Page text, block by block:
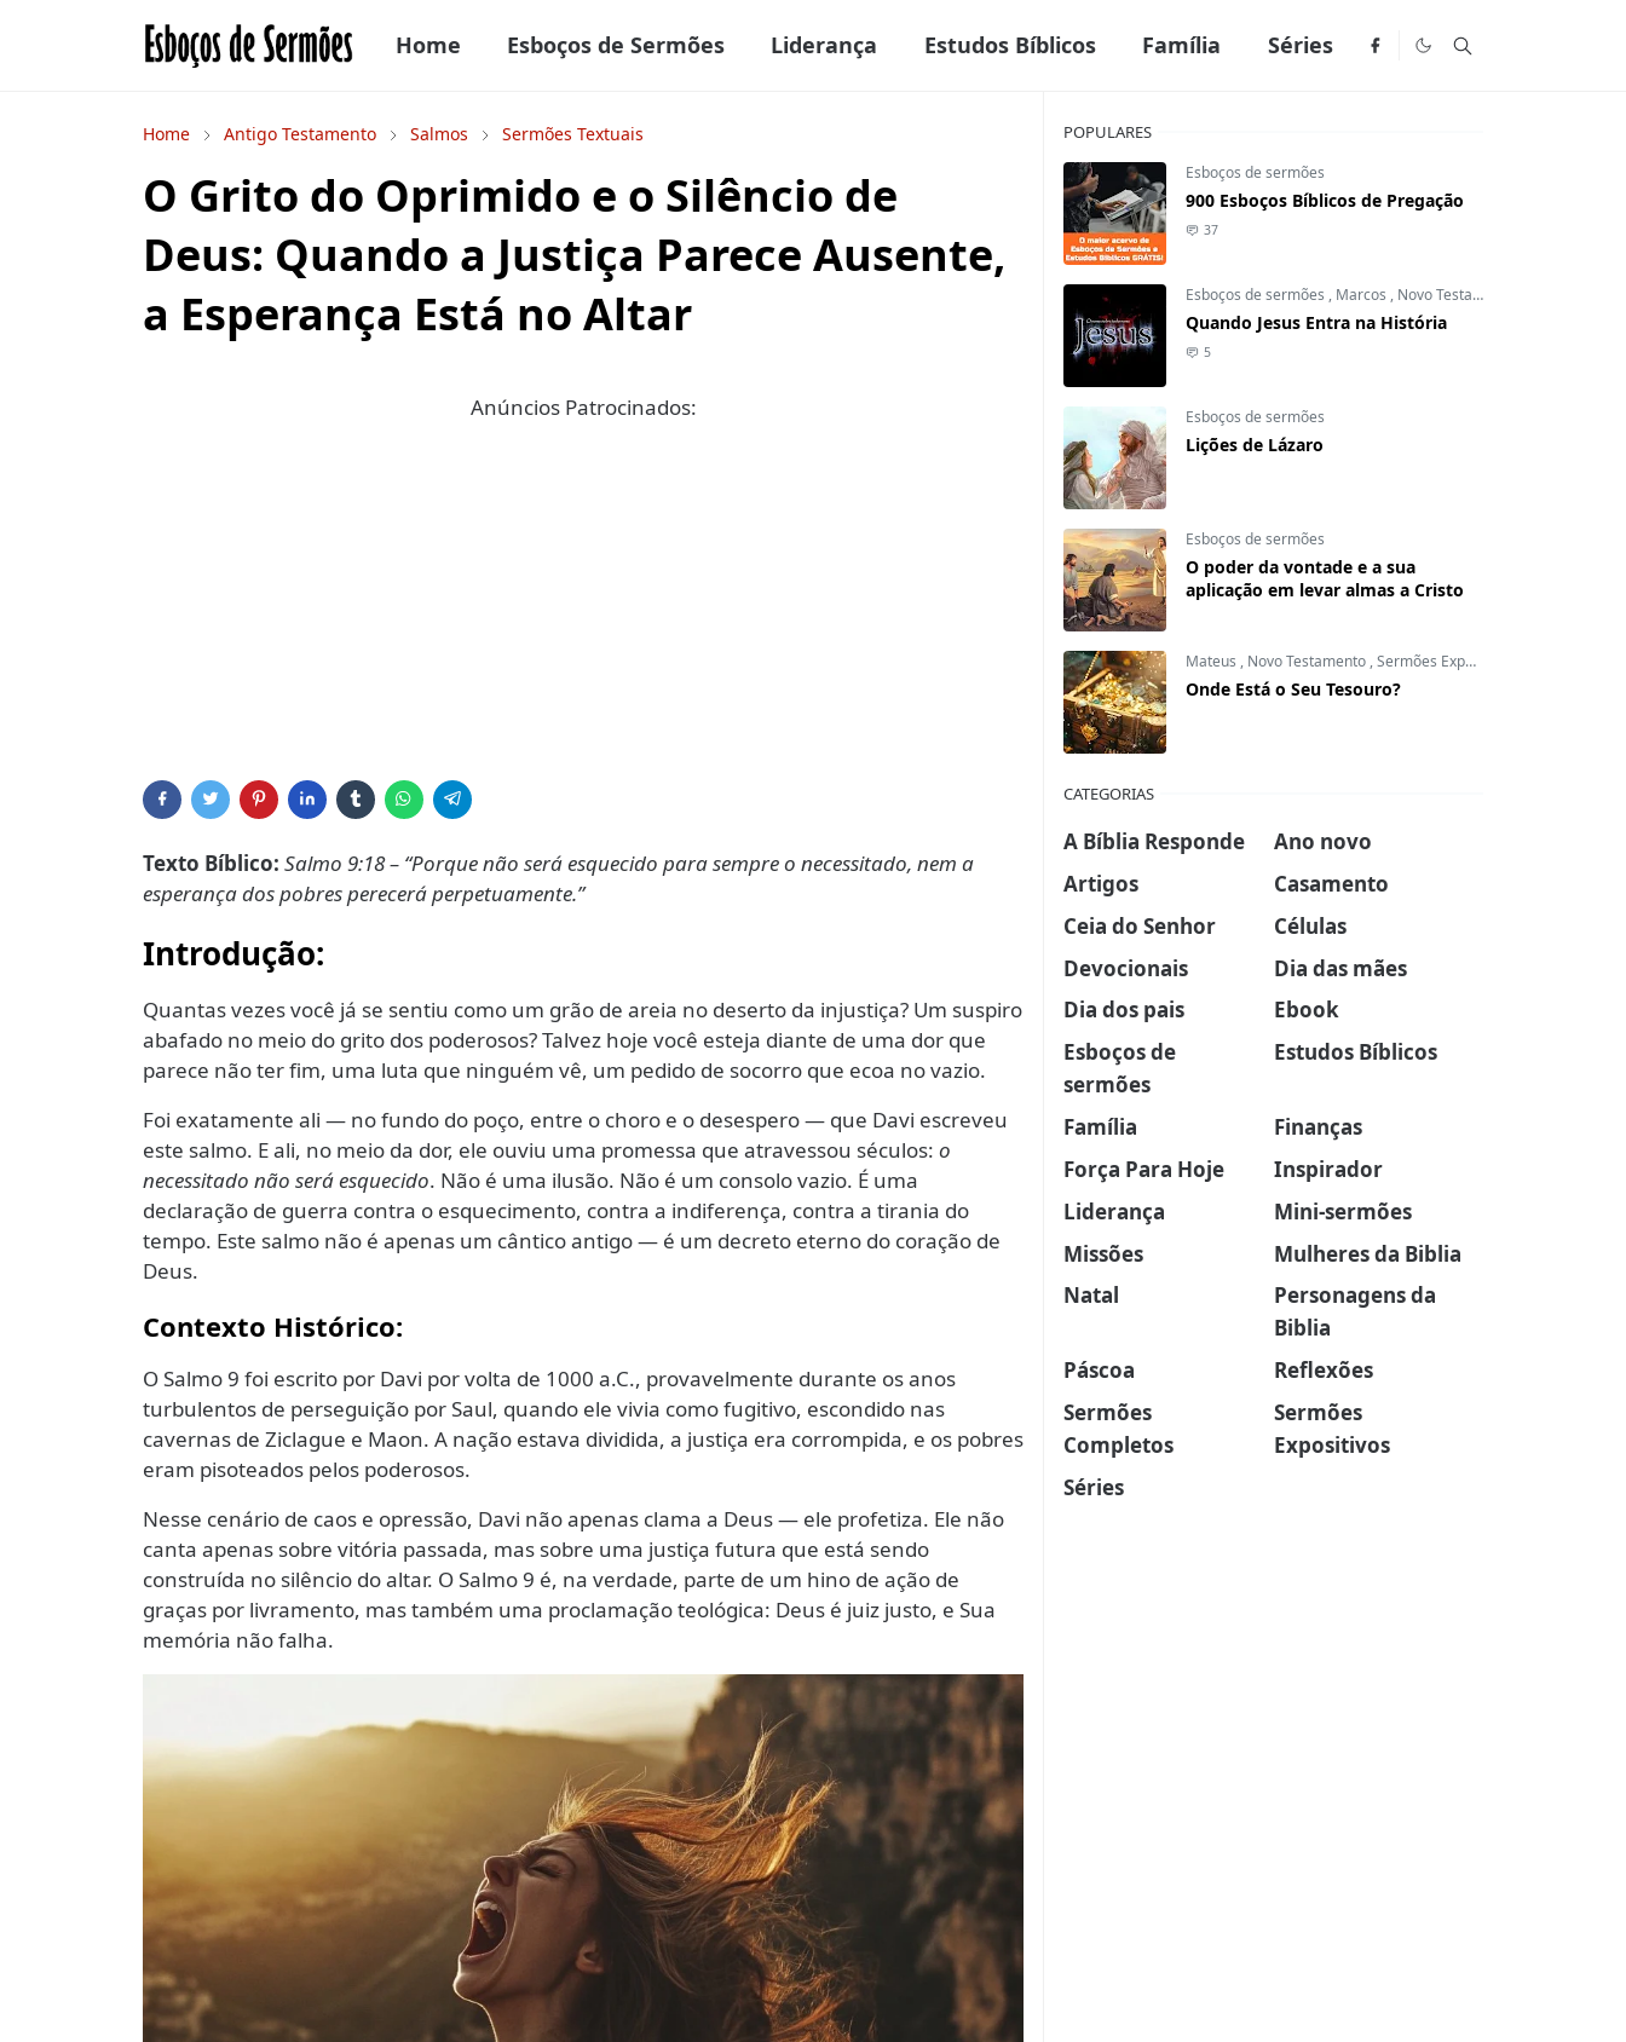
Home Esboços de Sermões Liderança Estudos Bíblicos Família Séries
Home Antigo Testamento Salmos Sermões Textuais
O Grito do Oprimido e o Silêncio de
Deus: Quando a Justiça Parece Ausente,
a Esperança Está no Altar
Anúncios Patrocinados:
Texto Bíblico: Salmo 9:18 – “Porque não será esquecido para sempre o necessitado, nem a
esperança dos pobres perecerá perpetuamente.”
Introdução:
Quantas vezes você já se sentiu como um grão de areia no deserto da injustiça? Um suspiro
abafado no meio do grito dos poderosos? Talvez hoje você esteja diante de uma dor que
parece não ter fim, uma luta que ninguém vê, um pedido de socorro que ecoa no vazio.
Foi exatamente ali — no fundo do poço, entre o choro e o desespero — que Davi escreveu
este salmo. E ali, no meio da dor, ele ouviu uma promessa que atravessou séculos: o
necessitado não será esquecido. Não é uma ilusão. Não é um consolo vazio. É uma
declaração de guerra contra o esquecimento, contra a indiferença, contra a tirania do
tempo. Este salmo não é apenas um cântico antigo — é um decreto eterno do coração de
Deus.
Contexto Histórico:
O Salmo 9 foi escrito por Davi por volta de 1000 a.C., provavelmente durante os anos
turbulentos de perseguição por Saul, quando ele vivia como fugitivo, escondido nas
cavernas de Ziclague e Maon. A nação estava dividida, a justiça era corrompida, e os pobres
eram pisoteados pelos poderosos.
Nesse cenário de caos e opressão, Davi não apenas clama a Deus — ele profetiza. Ele não
canta apenas sobre vitória passada, mas sobre uma justiça futura que está sendo
construída no silêncio do altar. O Salmo 9 é, na verdade, parte de um hino de ação de
graças por livramento, mas também uma proclamação teológica: Deus é juiz justo, e Sua
memória não falha.
POPULARES
Esboços de sermões
900 Esboços Bíblicos de Pregação
37
Esboços de sermões , Marcos , Novo Testamento
Quando Jesus Entra na História
5
Esboços de sermões
Lições de Lázaro
Esboços de sermões
O poder da vontade e a sua
aplicação em levar almas a Cristo
Mateus , Novo Testamento ,Sermões Expositivos
Onde Está o Seu Tesouro?
CATEGORIAS
A Bíblia Responde
Ano novo
Artigos
Casamento
Ceia do Senhor
Células
Devocionais
Dia das mães
Dia dos pais
Ebook
Esboços de
sermões
Estudos Bíblicos
Família
Finanças
Força Para Hoje
Inspirador
Liderança
Mini-sermões
Missões
Mulheres da Biblia
Natal
Personagens da
Biblia
Páscoa
Reflexões
Sermões
Completos
Sermões
Expositivos
Séries